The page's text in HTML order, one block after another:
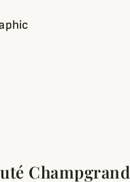
Champgrand